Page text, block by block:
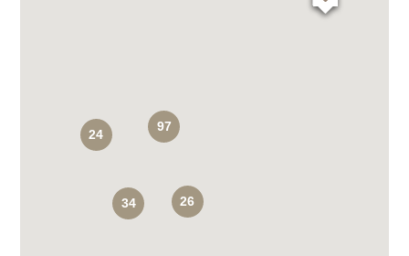
34
97
24
26